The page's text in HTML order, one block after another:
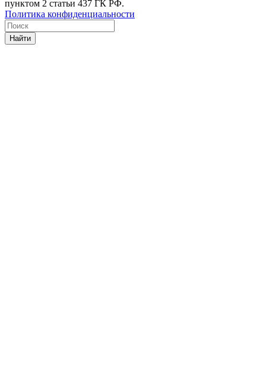
пунктом 2 статьи 437 ГК РФ.
Политика конфиденциальности
Найти